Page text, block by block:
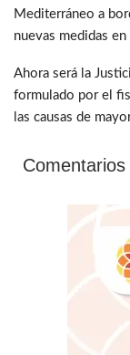
Mediterráneo a
nuevas medidas
Ahora será la
formulado por el
las causas de
Comentarios